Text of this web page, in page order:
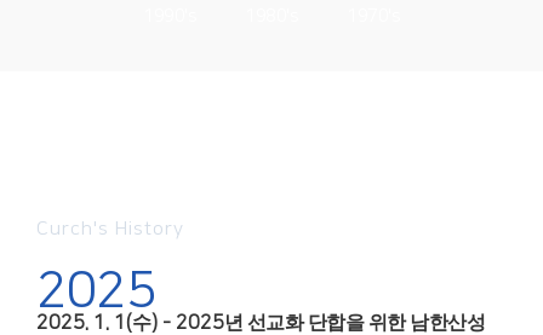
Curch's History
2025
2025. 1. 1(수) - 2025년 선교화 단합을 위한 남한산성